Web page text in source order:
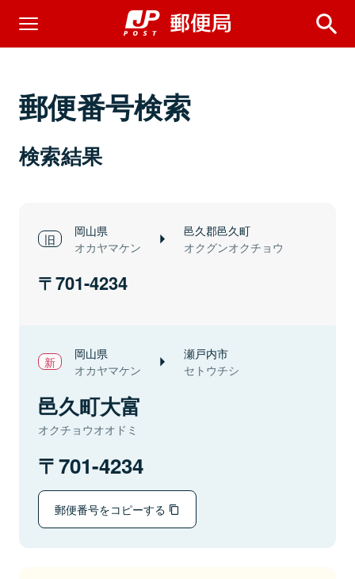
郵便番号検索
検索結果
岡山県
オカヤマケン
邑久郡邑久町
オクグンオクチョウ
701-4234
岡山県
オカヤマケン
瀬戸内市
セトウチシ
邑久町大富
オクチョウオオドミ
701-4234
郵便番号をコピーする